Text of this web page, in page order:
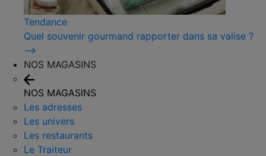
Tendance
Quel souvenir gourmand rapporter dans sa valise ?
⟶
NOS MAGASINS
NOS MAGASINS
Les adresses
Les univers
Les restaurants
Le Traiteur